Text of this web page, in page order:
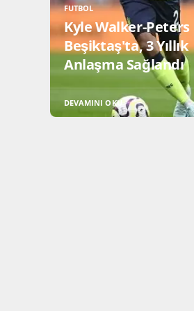
FUTBOL
Kyle Walker-Peters
Beşiktaş'ta, 3 Yıllık
Anlaşma Sağlandı
DEVAMINI OKU